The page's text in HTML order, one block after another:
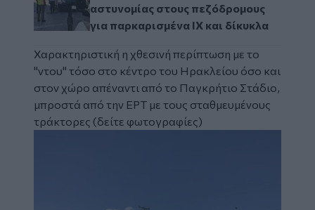
αστυνομίας στους πεζόδρομους
για παρκαρισμένα ΙΧ και δίκυκλα
Χαρακτηριστική η χθεσινή περίπτωση με το
"ντου" τόσο στο κέντρο του Ηρακλείου όσο και
στον χώρο απέναντι από το Παγκρήτιο Στάδιο,
μπροστά από την ΕΡΤ με τους σταθμευμένους
τράκτορες (δείτε φωτογραφίες)